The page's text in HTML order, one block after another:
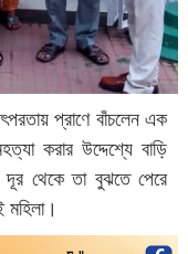
প্রাণে বাঁচলেন এক
করার উদ্দেশ্যে বাড়ি
দূর থেকে তা বুঝতে পেরে
মহিলা।